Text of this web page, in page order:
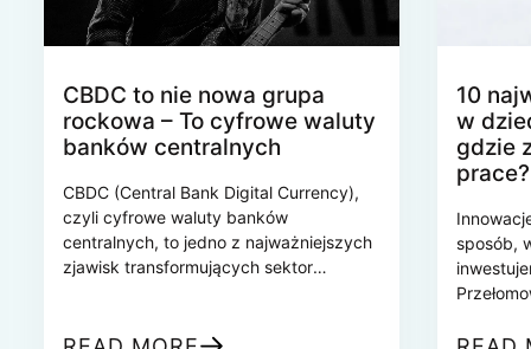
CBDC to nie nowa grupa
rockowa – To cyfrowe waluty
banków centralnych
CBDC (Central Bank Digital Currency),
czyli cyfrowe waluty banków
centralnych, to jedno z najważniejszych
zjawisk transformujących sektor
cyfrowych walut, które mogą zastąpić
10
w
gdzie
prace?
sposób,
wizją,